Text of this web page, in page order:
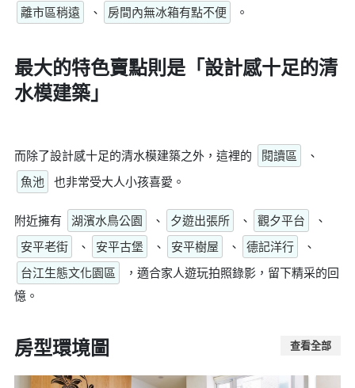
離市區稍遠
、 房間內無冰箱有點不便 。
最大的特色賣點則是「設計感十足的清
水模建築」
而除了設計感十足的清水模建築之外，這裡的 閱讀區
、
魚池
也非常受大人小孩喜愛。
附近擁有 湖濱水鳥公園 、 夕遊出張所 、 觀夕平台
、
安平老街
、 安平古堡 、 安平樹屋 、 德記洋行
、
台江生態文化園區
，適合家人遊玩拍照錄影，留下精采的回
憶。
房型環境圖 查看全部